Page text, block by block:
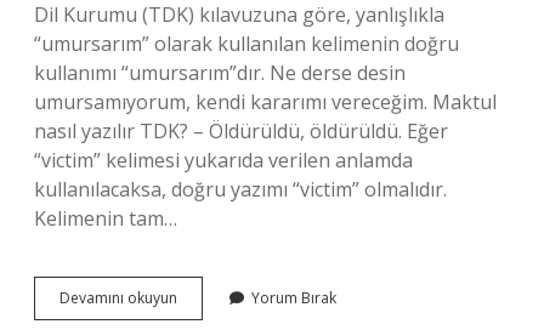
Dil Kurumu (TDK) kılavuzuna göre, yanlışlıkla
“umursarım” olarak kullanılan kelimenin doğru
kullanımı “umursarım”dır. Ne derse desin
umursamıyorum, kendi kararımı vereceğim. Maktul
nasıl yazılır TDK? – Öldürüldü, öldürüldü. Eğer
“victim” kelimesi yukarıda verilen anlamda
kullanılacaksa, doğru yazımı “victim” olmalıdır.
Kelimenin tam…
Devamını okuyun Mahrum
Nasıl
Yorum Bırak